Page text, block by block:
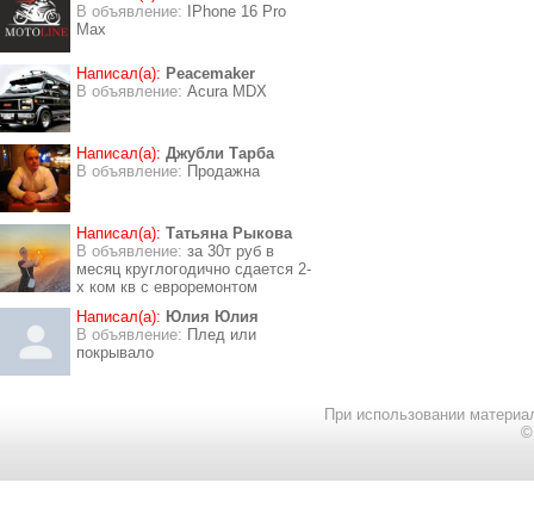
В объявление:
IPhone 16 Pro
Max
Написал(а): Peacemaker
В объявление: Acura MDX
Написал(а): Джубли Тарба
В объявление: Продажна
Написал(а): Татьяна Рыкова
В объявление: за 30т руб в
месяц круглогодично сдается 2-
х ком кв с евроремонтом
Написал(а): Юлия Юлия
В объявление: Плед или
покрывало
При использовании